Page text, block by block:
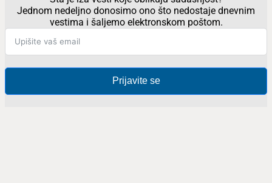
Jednom nedeljno donosimo ono što nedostaje dnevnim
vestima i šaljemo elektronskom poštom.
Prijavite se